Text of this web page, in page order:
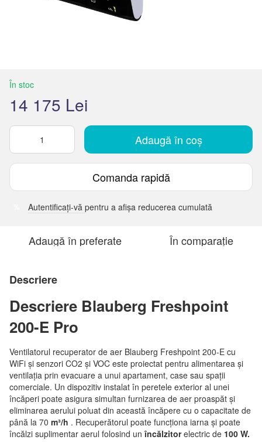
În stoc
14 175 Lei
Adaugă în coș
Comanda rapidă
Autentificați-vă pentru a afișa reducerea cumulată
Adaugă în preferate În comparație
Descriere
Descriere Blauberg Freshpoint
200-E Pro
Ventilatorul recuperator de aer Blauberg Freshpoint 200-E cu
WiFi și senzori CO2 și VOC este proiectat pentru alimentarea și
ventilația prin evacuare a unui apartament, case sau spații
comerciale. Un dispozitiv instalat în peretele exterior al unei
încăperi poate asigura simultan furnizarea de aer proaspăt și
eliminarea aerului poluat din această încăpere cu o capacitate de
până la 70 m³/h . Recuperătorul poate funcționa iarna și poate
încălzi suplimentar aerul folosind unîncălzitorelectric de 100 W.